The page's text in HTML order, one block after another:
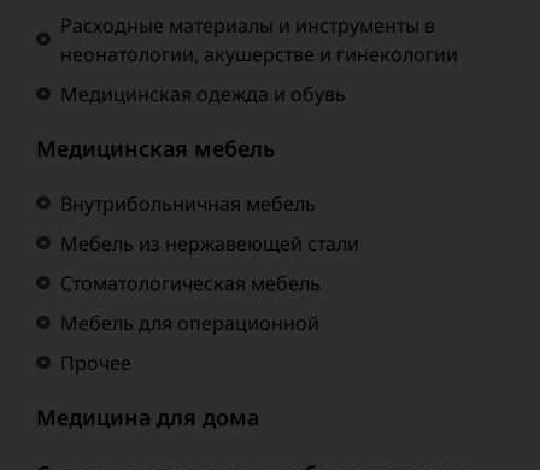
Расходные материалы и инструменты в
неонатологии, акушерстве и гинекологии
Медицинская одежда и обувь
Медицинская мебель
Внутрибольничная мебель
Мебель из нержавеющей стали
Стоматологическая мебель
Мебель для операционной
Прочее
Медицина для дома